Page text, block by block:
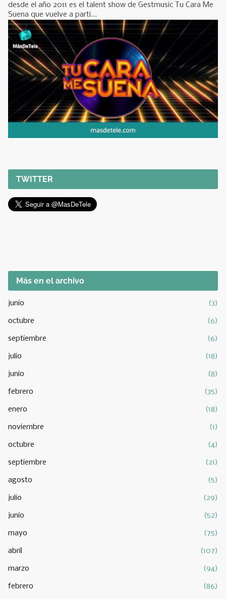
desde el año 2011 es el talent show de Gestmusic Tu Cara Me
Suena que vuelve a parti...
TWITTER
Más en el archivo
junio (3)
octubre (6)
septiembre (6)
julio (18)
junio (8)
febrero (35)
enero (18)
noviembre (1)
octubre (4)
septiembre (21)
agosto (5)
julio (29)
junio (52)
mayo (75)
abril (107)
marzo (94)
febrero (86)